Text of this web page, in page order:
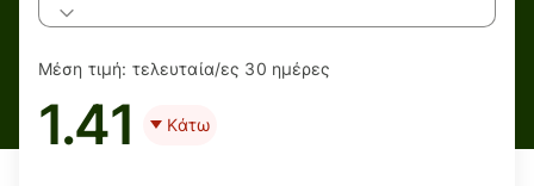
Μέση τιμή: τελευταία/ες 30 ημέρες
1.41 Κάτω